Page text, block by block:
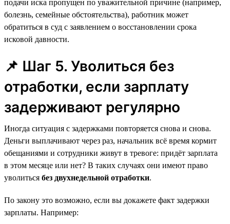
подачи иска пропущен по уважительной причине (например,
болезнь, семейные обстоятельства), работник может
обратиться в суд с заявлением о восстановлении срока
исковой давности.
📌 Шаг 5. Уволиться без
отработки, если зарплату
задерживают регулярно
Иногда ситуация с задержками повторяется снова и снова.
Деньги выплачивают через раз, начальник всё время кормит
обещаниями и сотрудники живут в тревоге: придёт зарплата
в этом месяце или нет? В таких случаях они имеют право
уволиться без двухнедельной отработки.
По закону это возможно, если вы докажете факт задержки
зарплаты. Например: